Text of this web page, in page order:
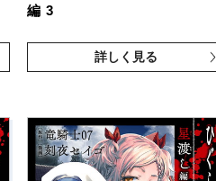
編 3
詳しく見る